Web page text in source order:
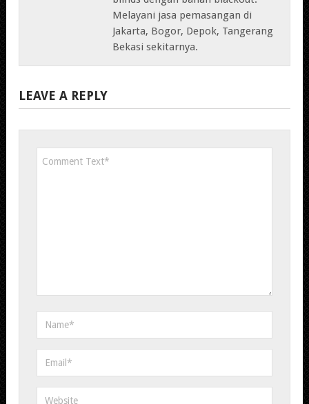
Melayani jasa pemasangan di
Jakarta, Bogor, Depok, Tangerang
Bekasi sekitarnya.
LEAVE A REPLY